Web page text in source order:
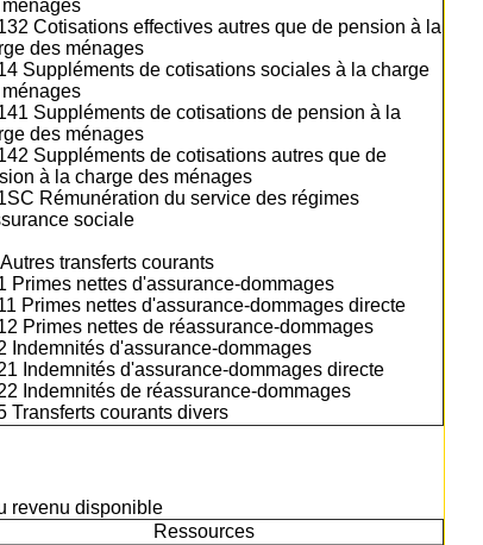
Cotisations effectives autres que de pension à la
des ménages
Suppléments de cotisations sociales à la charge
Suppléments de cotisations de pension à la
des ménages
Suppléments de cotisations autres que de
à la charge des ménages
Rémunération du service des régimes
sociale
transferts courants
Primes nettes d'assurance-dommages
Primes nettes d'assurance-dommages directe
Primes nettes de réassurance-dommages
Indemnités d'assurance-dommages
Indemnités d'assurance-dommages directe
Indemnités de réassurance-dommages
Transferts courants divers
revenu disponible
Ressources